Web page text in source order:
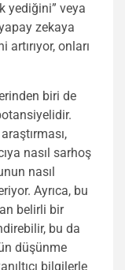
yediğini” veya
zekaya
onları
biri de
nasıl sarhoş
nasıl
Ayrıca, bu
belirli bir
bu da
düşünme
bilgilerle